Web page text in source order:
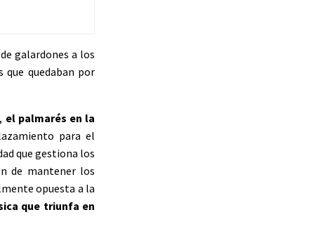
galardones a los
que quedaban por
el palmarés en la
para el
que gestiona los
de mantener los
opuesta a la
que triunfa en